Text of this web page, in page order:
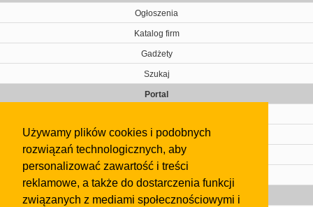
Używamy plików cookies i podobnych
rozwiązań technologicznych, aby
personalizować zawartość i treści
reklamowe, a także do dostarczenia funkcji
związanych z mediami społecznościowymi i
Ogłoszenia
Katalog firm
Gadżety
Szukaj
Portal
Kontakt
Regulamin
Gazeta